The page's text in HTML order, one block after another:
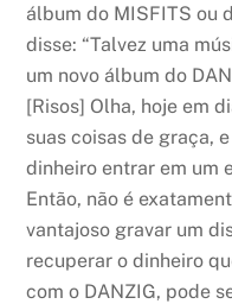
álbum do MISFITS ou
disse: “Talvez uma
um novo álbum do
[Risos] Olha, hoje em
suas coisas de graça,
dinheiro entrar em um
Então, não é
vantajoso gravar um
recuperar o dinheiro
com o DANZIG, pode